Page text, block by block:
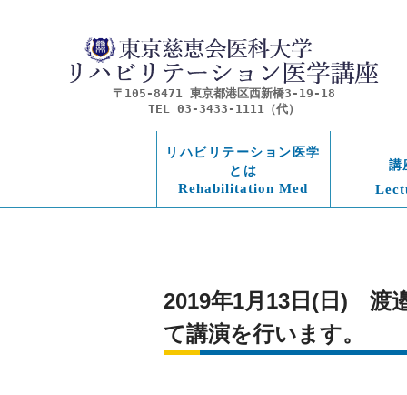
〒105-8471 東京都港区西新橋3-19-18
TEL 03-3433-1111（代）
リハビリテーション医学
とは
Rehabilitation Med
講
2019年1月13日(日)　渡
て講演を行います。